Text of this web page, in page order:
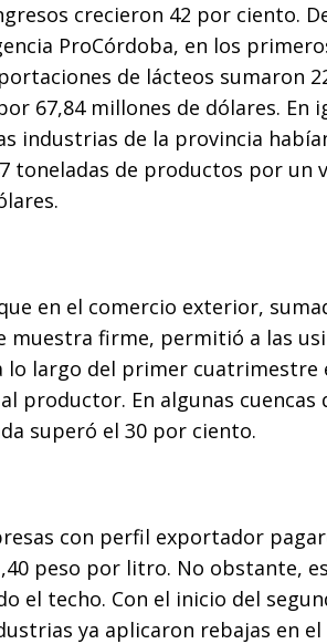
crecieron 42 por ciento.
ProCórdoba, en los
de lácteos sumaron
67,84 millones de dólares. En
industrias de la provincia
toneladas de productos por un
en el comercio exterior,
muestra firme, permitió a las
lo largo del primer cuatrimestre
productor. En algunas cuencas
superó el 30 por ciento.
con perfil exportador
peso por litro. No obstante,
el techo. Con el inicio del
ya aplicaron rebajas en el